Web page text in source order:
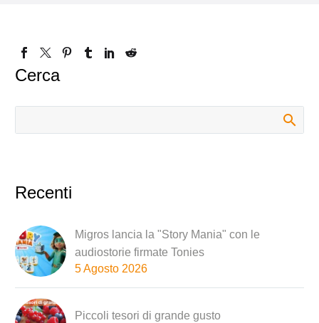
Cerca
Recenti
Migros lancia la "Story Mania" con le
audiostorie firmate Tonies
5 Agosto 2026
Piccoli tesori di grande gusto